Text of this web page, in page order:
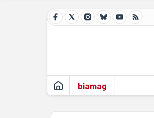
biamag